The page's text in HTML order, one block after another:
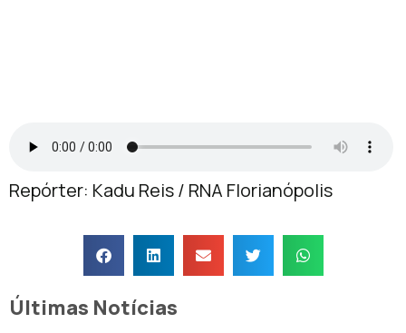
Repórter: Kadu Reis / RNA Florianópolis
Últimas Notícias